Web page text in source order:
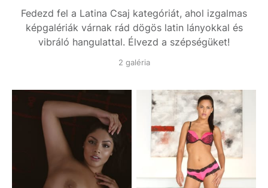
Fedezd fel a Latina Csaj kategóriát, ahol izgalmas
képgalériák várnak rád dögös latin lányokkal és
vibráló hangulattal. Élvezd a szépségüket!
2 galéria